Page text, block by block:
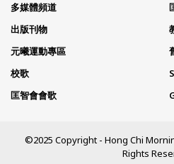
多媒體頻道
出版刊物
元曦運動專區
校歌
匡智會會歌
©2025 Copyright - Hong Chi
Rights